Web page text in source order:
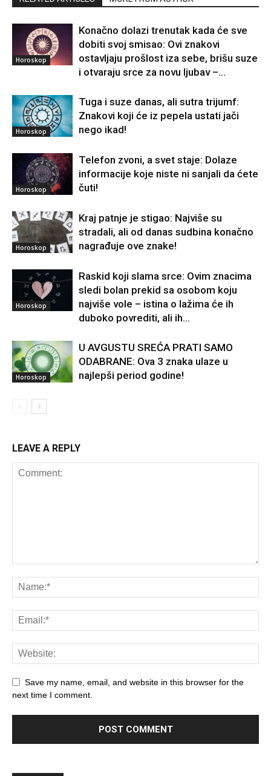
Horoskop
Konačno dolazi trenutak kada će sve
dobiti svoj smisao: Ovi znakovi
ostavljaju prošlost iza sebe, brišu suze
i otvaraju srce za novu ljubav –...
Horoskop
Tuga i suze danas, ali sutra trijumf:
Znakovi koji će iz pepela ustati jači
nego ikad!
Horoskop
Telefon zvoni, a svet staje: Dolaze
informacije koje niste ni sanjali da ćete
čuti!
Horoskop
Kraj patnje je stigao: Najviše su
stradali, ali od danas sudbina konačno
nagrađuje ove znake!
Horoskop
Raskid koji slama srce: Ovim znacima
sledi bolan prekid sa osobom koju
najviše vole – istina o lažima će ih
duboko povrediti, ali ih...
Horoskop
U AVGUSTU SREĆA PRATI SAMO
ODABRANE: Ova 3 znaka ulaze u
najlepši period godine!
LEAVE A REPLY
Save my name, email, and website in this browser for the
next time I comment.